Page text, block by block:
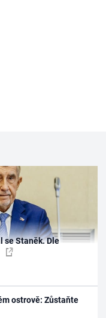
se Staněk. Dle
ostrově: Zůstaňte